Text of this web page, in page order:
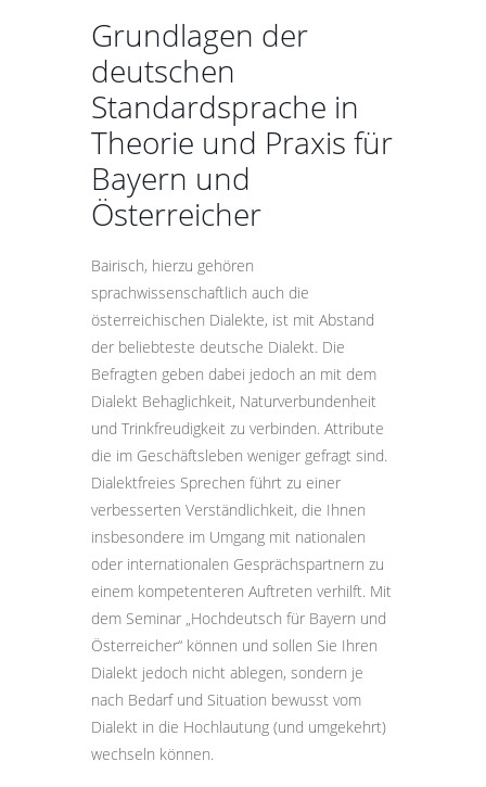
Grundlagen der
deutschen
Standardsprache in
Theorie und Praxis für
Bayern und
Österreicher
Bairisch, hierzu gehören
sprachwissenschaftlich auch die
österreichischen Dialekte, ist mit Abstand
der beliebteste deutsche Dialekt. Die
Befragten geben dabei jedoch an mit dem
Dialekt Behaglichkeit, Naturverbundenheit
und Trinkfreudigkeit zu verbinden. Attribute
die im Geschäftsleben weniger gefragt sind.
Dialektfreies Sprechen führt zu einer
verbesserten Verständlichkeit, die Ihnen
insbesondere im Umgang mit nationalen
oder internationalen Gesprächspartnern zu
einem kompetenteren Auftreten verhilft. Mit
dem Seminar „Hochdeutsch für Bayern und
Österreicher“ können und sollen Sie Ihren
Dialekt jedoch nicht ablegen, sondern je
nach Bedarf und Situation bewusst vom
Dialekt in die Hochlautung (und umgekehrt)
wechseln können.